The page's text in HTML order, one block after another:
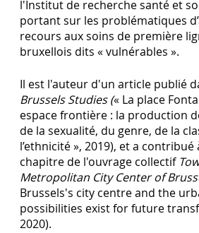
l'Institut de recherche santé et
portant sur les problématiques
recours aux soins de première
bruxellois dits « vulnérables ».
Il est l'auteur d'un article publié
Brussels Studies (« La place
espace frontière : la production
de la sexualité, du genre, de la
l’ethnicité », 2019), et a
chapitre de l'ouvrage collectif
Metropolitan City Center of
Brussels's city centre and the
possibilities exist for future
2020).